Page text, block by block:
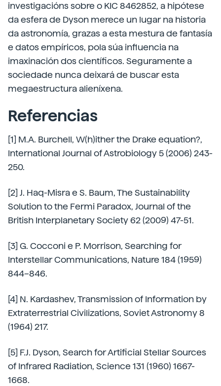
investigacións sobre o KIC 8462852, a hipótese
da esfera de Dyson merece un lugar na historia
da astronomía, grazas a esta mestura de fantasía
e datos empíricos, pola súa influencia na
imaxinación dos científicos. Seguramente a
sociedade nunca deixará de buscar esta
megaestructura alieníxena.
Referencias
[1] M.A. Burchell, W(h)ither the Drake equation?,
International Journal of Astrobiology 5 (2006) 243-
250.
[2] J. Haq-Misra e S. Baum, The Sustainability
Solution to the Fermi Paradox, Journal of the
British Interplanetary Society 62 (2009) 47-51.
[3] G. Cocconi e P. Morrison, Searching for
Interstellar Communications, Nature 184 (1959)
844–846.
[4] N. Kardashev, Transmission of Information by
Extraterrestrial Civilizations, Soviet Astronomy 8
(1964) 217.
[5] F.J. Dyson, Search for Artificial Stellar Sources
of Infrared Radiation, Science 131 (1960) 1667-
1668.